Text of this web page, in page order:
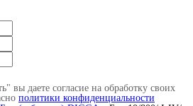
вы даете согласие на обработку своих
политики конфиденциальности